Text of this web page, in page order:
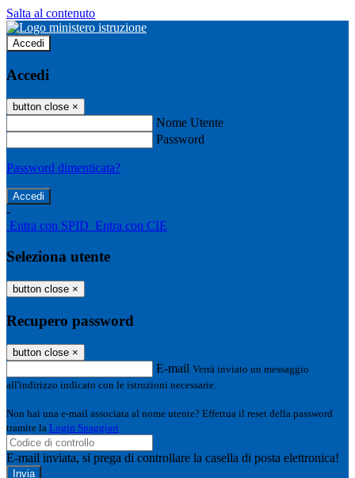
Salta al contenuto
Accedi
Accedi
button close ×
Nome Utente
Password
Password dimenticata?
-
Entra con SPID Entra con CIE
Seleziona utente
button close ×
Recupero password
button close ×
E-mail Verrà inviato un messaggio
all'indirizzo indicato con le istruzioni necessarie.
Non hai una e-mail associata al nome utente? Effettua il reset della password
tramite la Login Spaggiari
E-mail inviata, si prega di controllare la casella di posta elettronica!